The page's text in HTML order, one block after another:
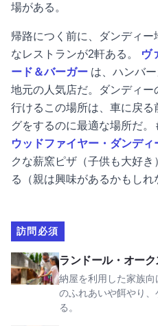
場がある。
帰路につく前に、ダンディ
なレストランが2軒ある。
ヴ
ード＆バーガー は、ハンバ
地元の人気店だ。ダンディ
行けるこの場所は、車に戻
グをするのに最適な場所だ
ウッドファイヤー・ダンディ
クな薪窯ピザ（子供も大好
る（親は興味があるかもしれ
訪問必須
ランドール・オーク
納屋を利用した家族
のふれあいや餌やり
る。
ランドール・オークス動物園